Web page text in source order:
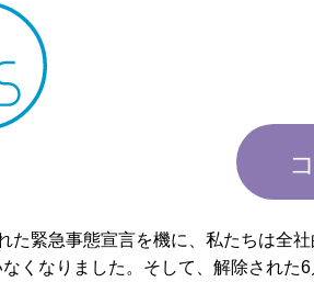
た緊急事態宣言を機に、私たちは全
くなりました。そして、解除された